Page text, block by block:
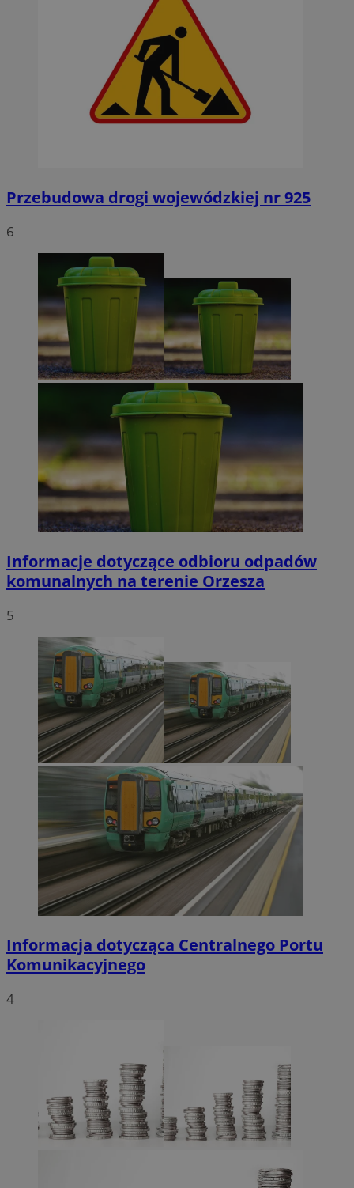
Przebudowa drogi wojewódzkiej nr 925
6
Informacje dotyczące odbioru odpadów
komunalnych na terenie Orzesza
5
Informacja dotycząca Centralnego Portu
Komunikacyjnego
4